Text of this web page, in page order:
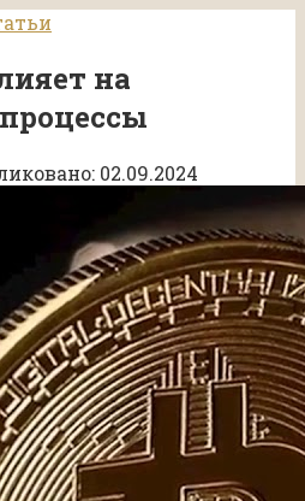
на
02.09.2024